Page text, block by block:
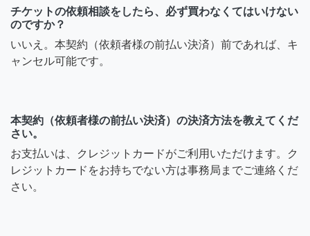
チケットの依頼相談をしたら、必ず買わなくてはいけない
のですか？
いいえ。本契約（依頼者様の前払い決済）前であれば、キ
ャンセル可能です。
本契約（依頼者様の前払い決済）の決済方法を教えてくだ
さい。
お支払いは、クレジットカードがご利用いただけます。ク
レジットカードをお持ちでない方は事務局までご連絡くだ
さい。